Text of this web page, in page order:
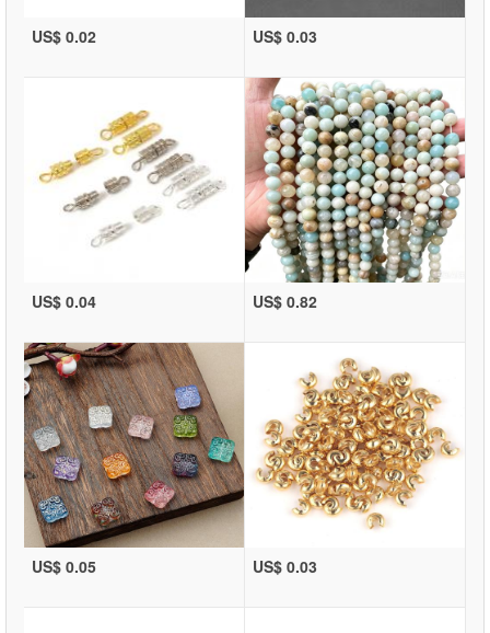
US$ 0.02 US$ 0.03
US$ 0.04 US$ 0.82
US$ 0.05 US$ 0.03